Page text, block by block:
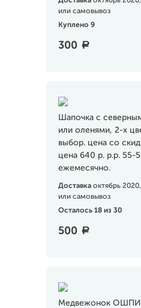
или самовывоз
Куплено 9
300 a
Шапочка с
или оленями, 2-х
выбор. цена со
цена 640 р. р.р. 55-
ежемесячно.
Доставка октябрь
или самовывоз
Осталось 18 из 30
500 a
Медвежонок ОШПИ!